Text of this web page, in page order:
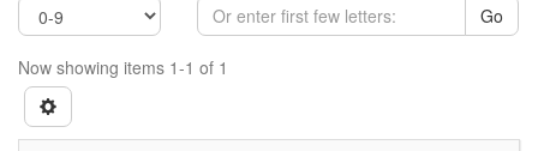
Go
Now showing items 1-1 of 1